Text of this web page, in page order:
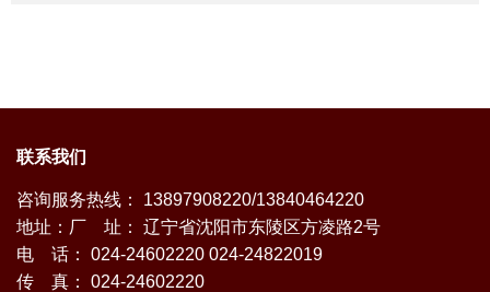
联系我们
咨询服务热线： 13897908220/13840464220
地址：厂 址： 辽宁省沈阳市东陵区方凌路2号
电 话： 024-24602220 024-24822019
传 真： 024-24602220